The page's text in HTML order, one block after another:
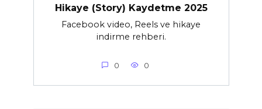
Hikaye (Story) Kaydetme 2025
Facebook video, Reels ve hikaye
indirme rehberi.
0 0